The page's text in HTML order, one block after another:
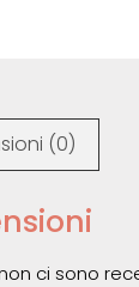
(0)
ci sono